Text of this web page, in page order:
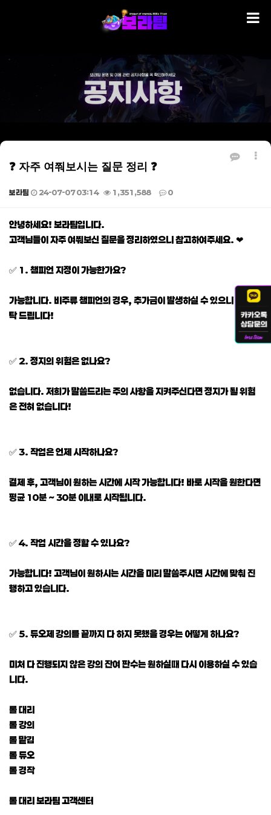
❓ 자주 여쭤보시는 질문 정리 ❓
보라팀 24-07-07 03:14 1,351,588 0
본문
안녕하세요! 보라팀입니다.
고객님들이 자주 여쭤보신 질문을 정리하였으니 참고하여주세요. ❤
✅ 1. 챔피언 지정이 가능한가요?
가능합니다. 비주류 챔피언의 경우, 추가금이 발생하실 수 있으니 참고 부
탁 드립니다!
✅ 2. 정지의 위험은 없나요?
없습니다. 저희가 말씀드리는 주의 사항을 지켜주신다면 정지가 될 위험
은 전혀 없습니다!
✅ 3. 작업은 언제 시작하나요?
결제 후, 고객님이 원하는 시간에 시작 가능합니다! 바로 시작을 원한다면
평균 10분 ~ 30분 이내로 시작됩니다.
✅ 4. 작업 시간을 정할 수 있나요?
가능합니다! 고객님이 원하시는 시간을 미리 말씀주시면 시간에 맞춰 진
행하고 있습니다.
✅ 5. 듀오제 강의를 끝까지 다 하지 못했을 경우는 어떻게 하나요?
미처 다 진행되지 않은 강의 잔여 판수는 원하실때 다시 이용하실 수 있습
니다.
롤 대리
롤 강의
롤 맡김
롤 듀오
롤 경작
롤 대리 보라팀 고객센터